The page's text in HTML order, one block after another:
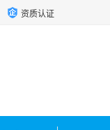
资质认证